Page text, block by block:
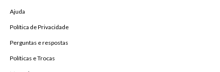
Ajuda
Política de Privacidade
Perguntas e respostas
Políticas e Trocas